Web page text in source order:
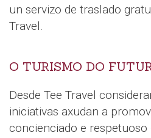
un servizo de traslado
Travel.
O TURISMO DO
Desde Tee Travel
iniciativas axudan a
concienciado e